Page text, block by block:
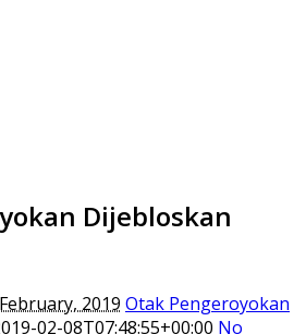
Dijebloskan
2019 Otak Pengeroyokan
02-08T07:48:55+00:00 No